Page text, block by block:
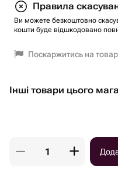
Правила
Ви можете безкоштовно
кошти буде відшкодовано
Поскаржитись на товар
Інші товари цього